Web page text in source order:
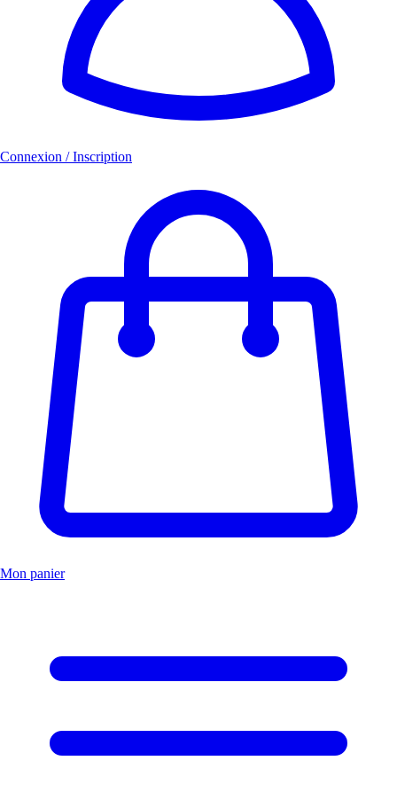
Connexion / Inscription
Mon panier